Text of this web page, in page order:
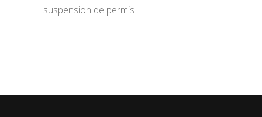
suspension de permis